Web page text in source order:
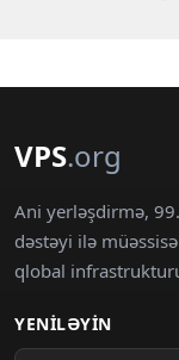
VPS.org
Ani yerləşdirmə,
dəstəyi ilə
qlobal
YENILƏYIN